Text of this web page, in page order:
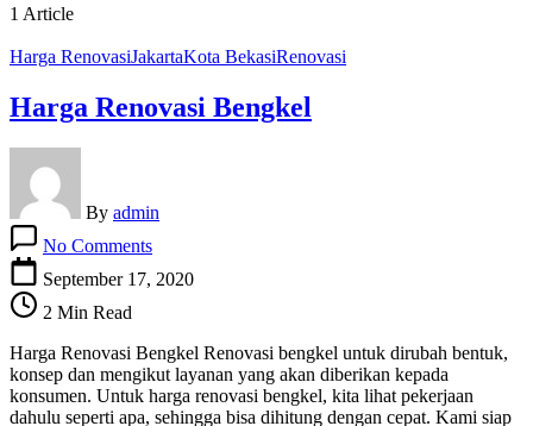
1 Article
Harga RenovasiJakartaKota BekasiRenovasi
Harga Renovasi Bengkel
By admin
No CommentsHarga
Renovasi
September 17, 2020
2 Min Read
Harga Renovasi Bengkel Renovasi bengkel untuk dirubah bentuk,
konsep dan mengikut layanan yang akan diberikan kepada
konsumen. Untuk harga renovasi bengkel, kita lihat pekerjaan
dahulu seperti apa, sehingga bisa dihitung dengan cepat. Kami siap